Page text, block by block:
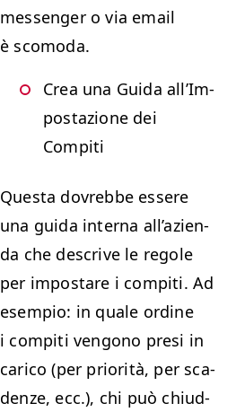
mes­sen­ger o via email
è scomoda.
Crea una Gui­da all’Im­
postazione dei
Compiti
Ques­ta dovrebbe essere
una gui­da inter­na all’azien­
da che descrive le regole
per impostare i com­pi­ti. Ad
esem­pio: in quale ordine
i com­pi­ti ven­gono pre­si in
cari­co (per pri­or­ità, per sca­
den­ze, ecc.), chi può chi­ud­